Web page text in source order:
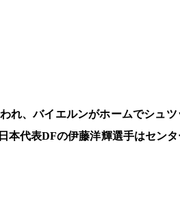
れ、バイエルンがホームでシュ
本代表DFの伊藤洋輝選手はセン